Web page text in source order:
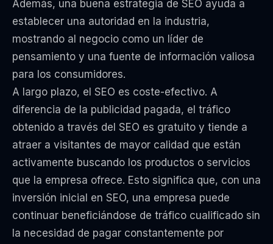
Además, una buena estrategia de SEO ayuda a
establecer una autoridad en la industria,
mostrando al negocio como un líder de
pensamiento y una fuente de información valiosa
para los consumidores.
A largo plazo, el SEO es coste-efectivo. A
diferencia de la publicidad pagada, el tráfico
obtenido a través del SEO es gratuito y tiende a
atraer a visitantes de mayor calidad que están
activamente buscando los productos o servicios
que la empresa ofrece. Esto significa que, con una
inversión inicial en SEO, una empresa puede
continuar beneficiándose de tráfico cualificado sin
la necesidad de pagar constantemente por